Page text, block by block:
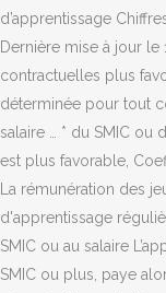
d’apprentissage
Dernière mise à jour
contractuelles plus
déterminée pour tout
salaire … * du SMIC ou
est plus favorable,
La rémunération des
d'apprentissage
SMIC ou au salaire
SMIC ou plus, paye